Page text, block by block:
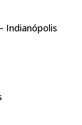
Indianópolis